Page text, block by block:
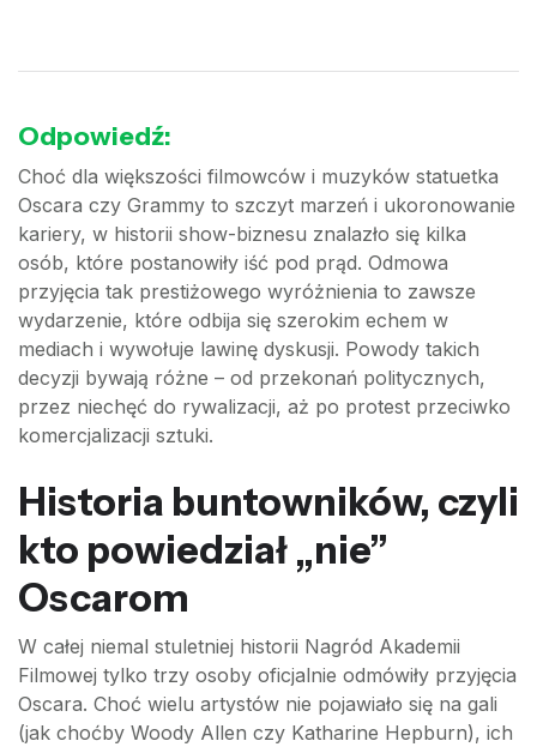
Odpowiedź:
Choć dla większości filmowców i muzyków statuetka
Oscara czy Grammy to szczyt marzeń i ukoronowanie
kariery, w historii show-biznesu znalazło się kilka
osób, które postanowiły iść pod prąd. Odmowa
przyjęcia tak prestiżowego wyróżnienia to zawsze
wydarzenie, które odbija się szerokim echem w
mediach i wywołuje lawinę dyskusji. Powody takich
decyzji bywają różne – od przekonań politycznych,
przez niechęć do rywalizacji, aż po protest przeciwko
komercjalizacji sztuki.
Historia buntowników, czyli
kto powiedział „nie”
Oscarom
W całej niemal stuletniej historii Nagród Akademii
Filmowej tylko trzy osoby oficjalnie odmówiły przyjęcia
Oscara. Choć wielu artystów nie pojawiało się na gali
(jak choćby Woody Allen czy Katharine Hepburn), ich